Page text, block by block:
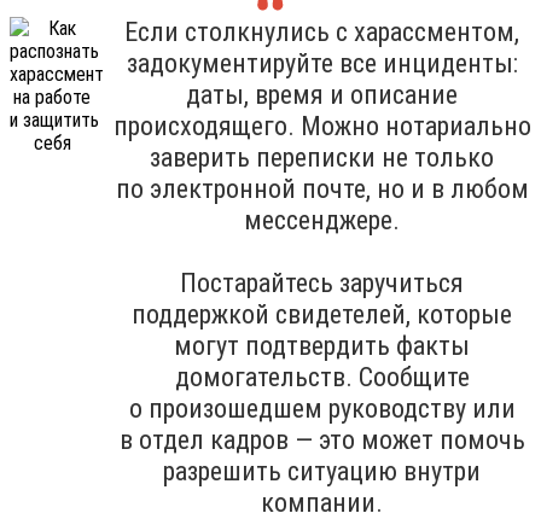
Если столкнулись с харассментом,
задокументируйте все инциденты:
даты, время и описание
происходящего. Можно нотариально
заверить переписки не только
по электронной почте, но и в любом
мессенджере.
Постарайтесь заручиться
поддержкой свидетелей, которые
могут подтвердить факты
домогательств. Сообщите
о произошедшем руководству или
в отдел кадров — это может помочь
разрешить ситуацию внутри
компании.